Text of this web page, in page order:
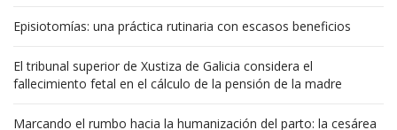
Episiotomías: una práctica rutinaria con escasos beneficios
El tribunal superior de Xustiza de Galicia considera el
fallecimiento fetal en el cálculo de la pensión de la madre
Marcando el rumbo hacia la humanización del parto: la cesárea